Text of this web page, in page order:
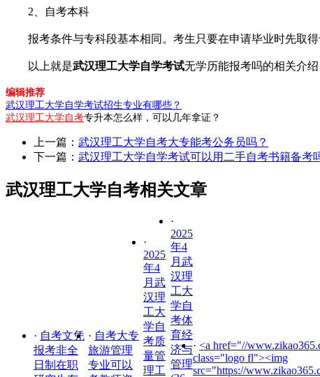
2、自考本科
报考条件与专科段基本相同。考生只要在申请毕业时先取得
以上就是武汉理工大学自学考试无学历能报考吗的相关介
编辑推荐
武汉理工大学自学考试招生专业有哪些？
武汉理工大学自考专升本怎么样，可以几年拿证？
上一篇： 武汉理工大学自考大专能考公务员吗？
下一篇： 武汉理工大学自学考试可以用二手自考书籍备考
武汉理工大学自考相关文章
· 自考文凭
报考非全
日制在职
· 自考大专
旅游管理
专业可以
·
2025
年4
月武
汉理
工大
学自
考质
量管
理工
·
2025
年4
月武
汉理
工大
学自
考体
育经
济与
管理
· <a href="//
class="logo fl"><img
src="https://